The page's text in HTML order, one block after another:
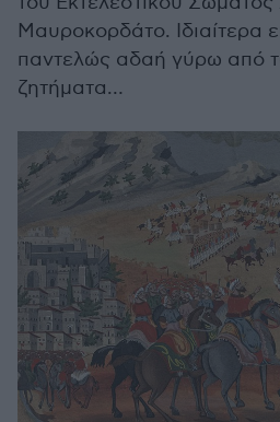
Μαυροκορδάτο. Ιδιαίτερα
παντελώς αδαή γύρω από
ζητήματα…